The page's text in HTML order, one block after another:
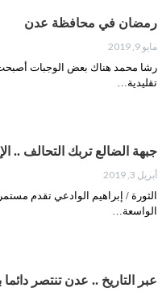
رمضان في محافظة عدن
مايو 9, 2019
رشا محمد هناك بعض الوجبات أصبحت
تقليدية…
جبهة الضالع تربك التحالف ..
أبريل 3, 2019
الثورة / إبراهيم الوادعي تقدم
الواسعة…
عبر التاريخ .. عدن تنتصر